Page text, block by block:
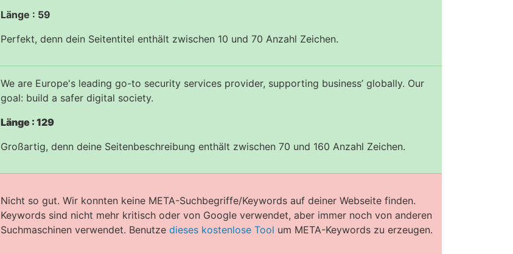
Länge : 59
Perfekt, denn dein Seitentitel enthält zwischen 10 und 70 Anzahl Zeichen.
We are Europe's leading go-to security services provider, supporting business’ globally. Our
goal: build a safer digital society.
Länge : 129
Großartig, denn deine Seitenbeschreibung enthält zwischen 70 und 160 Anzahl Zeichen.
Nicht so gut. Wir konnten keine META-Suchbegriffe/Keywords auf deiner Webseite finden.
Keywords sind nicht mehr kritisch oder von Google verwendet, aber immer noch von anderen
Suchmaschinen verwendet. Benutze dieses kostenlose Tool um META-Keywords zu erzeugen.